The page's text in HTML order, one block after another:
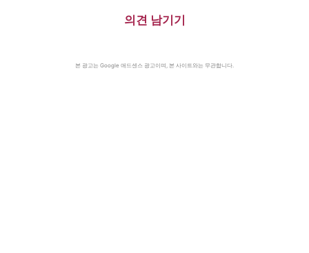
의견 남기기
본 광고는 Google 애드센스 광고이며, 본 사이트와는 무관합니다.